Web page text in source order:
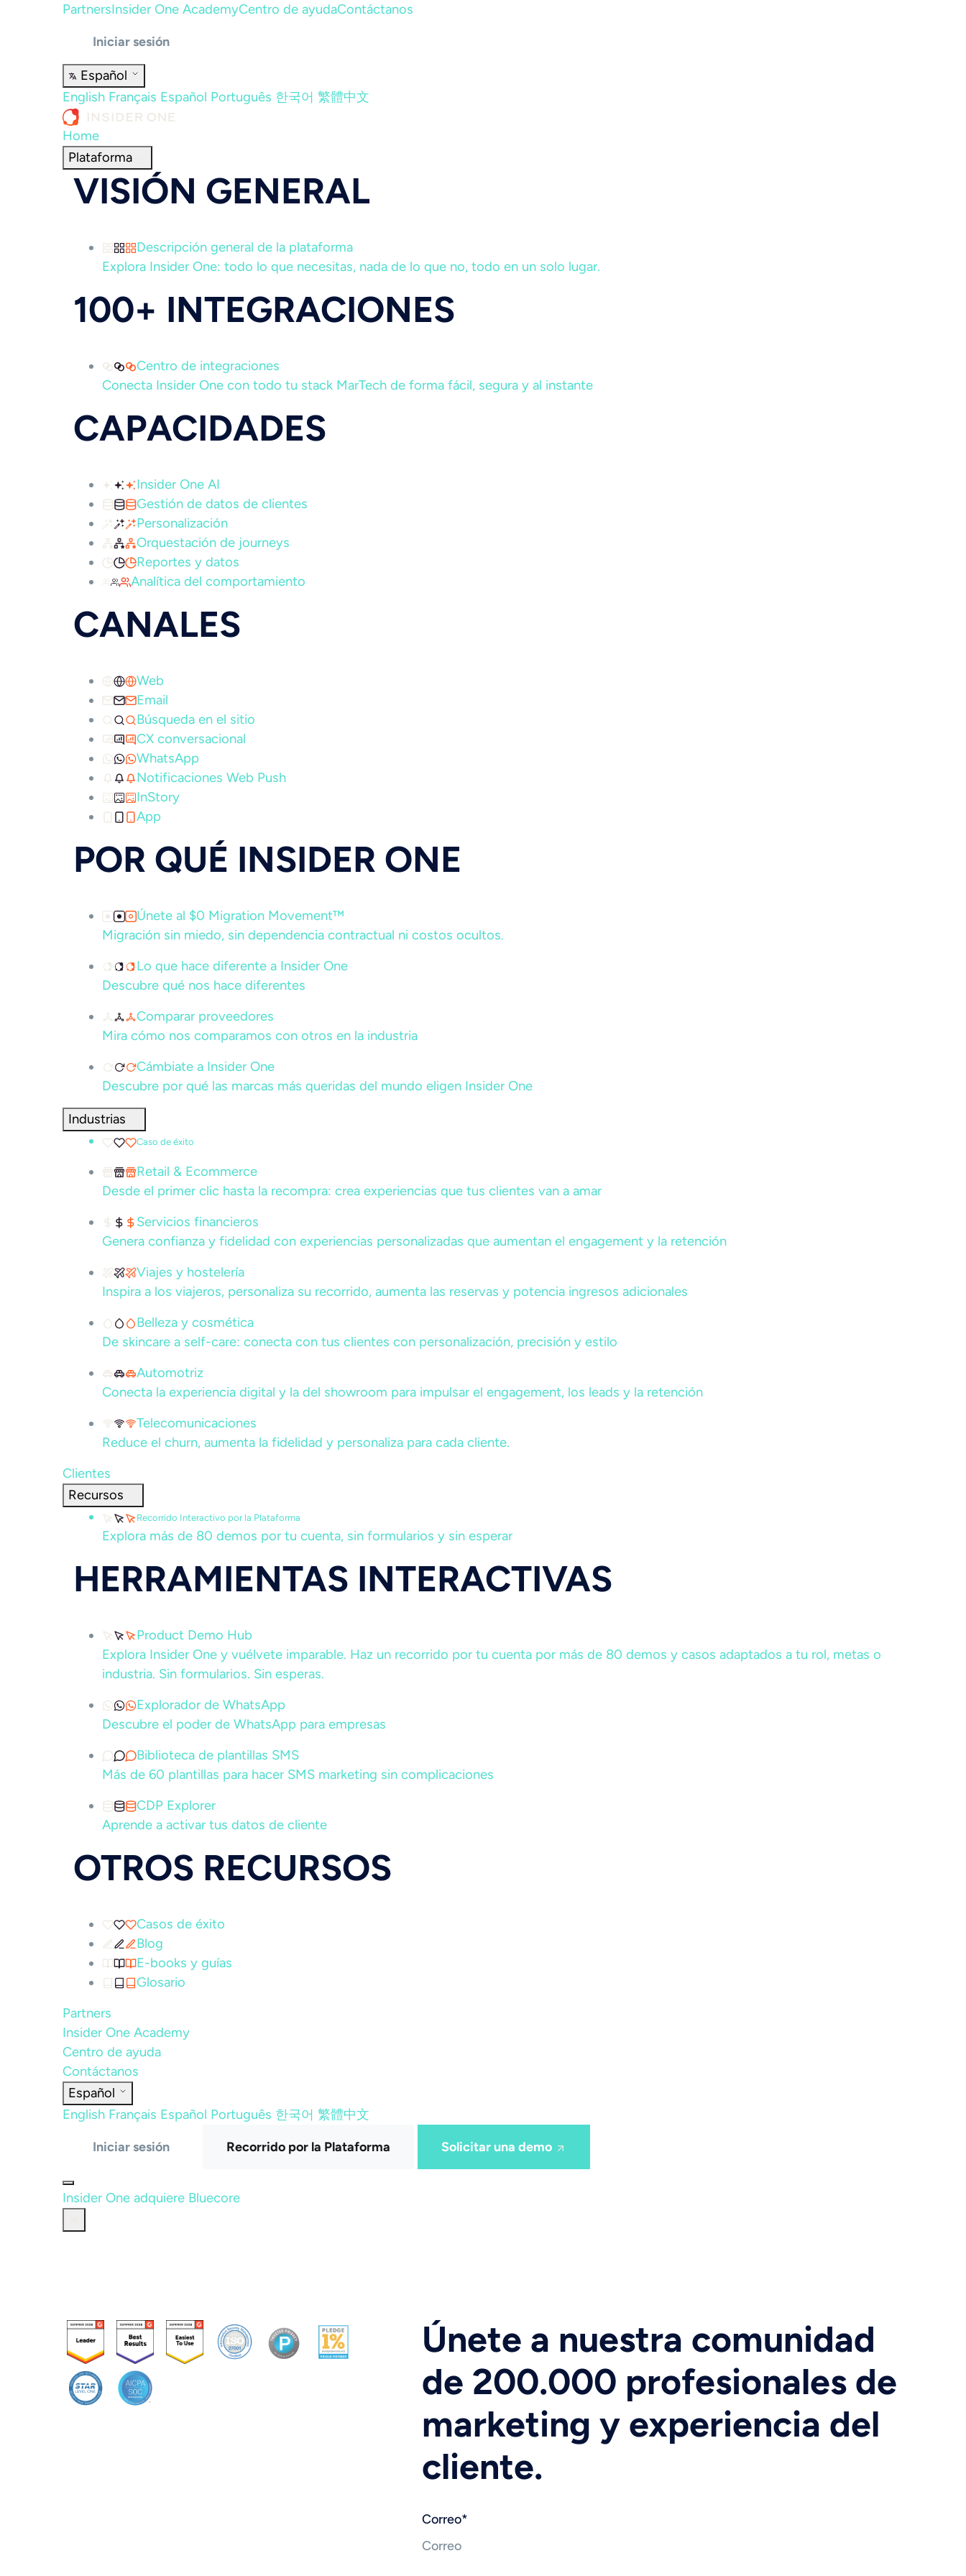
PartnersInsider One AcademyCentro de ayudaContáctanos
Iniciar sesión
Español
English Français Español Português 한국어 繁體中文
Home
Plataforma
VISIÓN GENERAL
Descripción general de la plataforma
Explora Insider One: todo lo que necesitas, nada de lo que no, todo en un solo lugar.
100+ INTEGRACIONES
Centro de integraciones
Conecta Insider One con todo tu stack MarTech de forma fácil, segura y al instante
CAPACIDADES
Insider One AI
Gestión de datos de clientes
Personalización
Orquestación de journeys
Reportes y datos
Analítica del comportamiento
CANALES
Web
Email
Búsqueda en el sitio
CX conversacional
WhatsApp
Notificaciones Web Push
InStory
App
POR QUÉ INSIDER ONE
Únete al $0 Migration Movement™
Migración sin miedo, sin dependencia contractual ni costos ocultos.
Lo que hace diferente a Insider One
Descubre qué nos hace diferentes
Comparar proveedores
Mira cómo nos comparamos con otros en la industria
Cámbiate a Insider One
Descubre por qué las marcas más queridas del mundo eligen Insider One
Industrias
Caso de éxito
Retail & Ecommerce
Desde el primer clic hasta la recompra: crea experiencias que tus clientes van a amar
Servicios financieros
Genera confianza y fidelidad con experiencias personalizadas que aumentan el engagement y la retención
Viajes y hostelería
Inspira a los viajeros, personaliza su recorrido, aumenta las reservas y potencia ingresos adicionales
Belleza y cosmética
De skincare a self-care: conecta con tus clientes con personalización, precisión y estilo
Automotriz
Conecta la experiencia digital y la del showroom para impulsar el engagement, los leads y la retención
Telecomunicaciones
Reduce el churn, aumenta la fidelidad y personaliza para cada cliente.
Clientes
Recursos
Recorrido Interactivo por la Plataforma
Explora más de 80 demos por tu cuenta, sin formularios y sin esperar
HERRAMIENTAS INTERACTIVAS
Product Demo Hub
Explora Insider One y vuélvete imparable. Haz un recorrido por tu cuenta por más de 80 demos y casos adaptados a tu rol, metas o
industria. Sin formularios. Sin esperas.
Explorador de WhatsApp
Descubre el poder de WhatsApp para empresas
Biblioteca de plantillas SMS
Más de 60 plantillas para hacer SMS marketing sin complicaciones
CDP Explorer
Aprende a activar tus datos de cliente
OTROS RECURSOS
Casos de éxito
Blog
E-books y guías
Glosario
Partners
Insider One Academy
Centro de ayuda
Contáctanos
Español
English Français Español Português 한국어 繁體中文
Iniciar sesión Recorrido por la Plataforma Solicitar una demo
Insider One adquiere Bluecore
Únete a nuestra comunidad
de 200.000 profesionales de
marketing y experiencia del
cliente.
Correo*